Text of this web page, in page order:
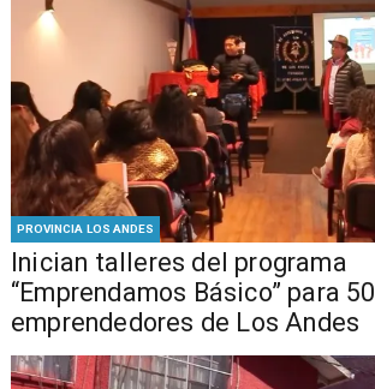
PROVINCIA LOS ANDES
Inician talleres del programa
“Emprendamos Básico” para 50
emprendedores de Los Andes